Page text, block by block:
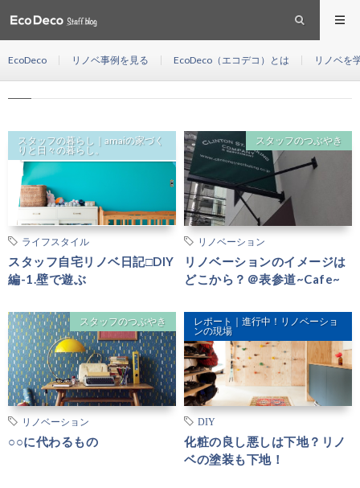
EcoDeco リノベ事例を見る EcoDeco（エコデコ）とは リノベを
HOME 塗装
スタッフの暮らし｜amaiの家づく
りと日々の暮らし。
ライフスタイル
スタッフ自宅リノベ日記□DIY
編-1.壁で遊ぶ
スタッフのつぶやき
リノベーション
リノベーションのイメージは
どこから？＠表参道~Cafe~
スタッフのつぶやき
リノベーション
○○に代わるもの
レポート｜進行中！リノベーショ
ンの現場
DIY
化粧の良し悪しは下地？リノ
ベの塗装も下地！